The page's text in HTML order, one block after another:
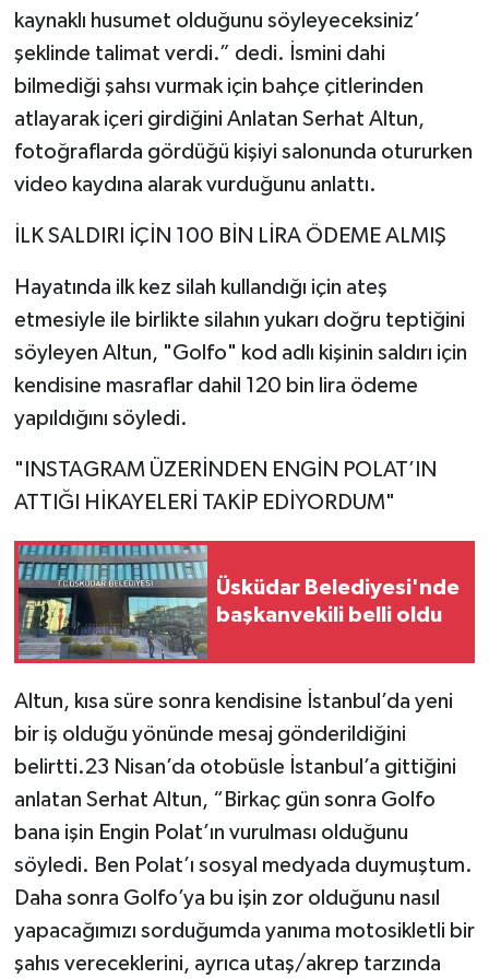
kaynaklı husumet olduğunu söyleyeceksiniz’
şeklinde talimat verdi.” dedi. İsmini dahi
bilmediği şahsı vurmak için bahçe çitlerinden
atlayarak içeri girdiğini Anlatan Serhat Altun,
fotoğraflarda gördüğü kişiyi salonunda otururken
video kaydına alarak vurduğunu anlattı.
İLK SALDIRI İÇİN 100 BİN LİRA ÖDEME ALMIŞ
Hayatında ilk kez silah kullandığı için ateş
etmesiyle ile birlikte silahın yukarı doğru teptiğini
söyleyen Altun, "Golfo" kod adlı kişinin saldırı için
kendisine masraflar dahil 120 bin lira ödeme
yapıldığını söyledi.
"INSTAGRAM ÜZERİNDEN ENGİN POLAT’IN
ATTIĞI HİKAYELERİ TAKİP EDİYORDUM"
Üsküdar Belediyesi'nde
başkanvekili belli oldu
Altun, kısa süre sonra kendisine İstanbul’da yeni
bir iş olduğu yönünde mesaj gönderildiğini
belirtti.23 Nisan’da otobüsle İstanbul’a gittiğini
anlatan Serhat Altun, “Birkaç gün sonra Golfo
bana işin Engin Polat’ın vurulması olduğunu
söyledi. Ben Polat’ı sosyal medyada duymuştum.
Daha sonra Golfo’ya bu işin zor olduğunu nasıl
yapacağımızı sorduğumda yanıma motosikletli bir
şahıs vereceklerini, ayrıca utaş/akrep tarzında